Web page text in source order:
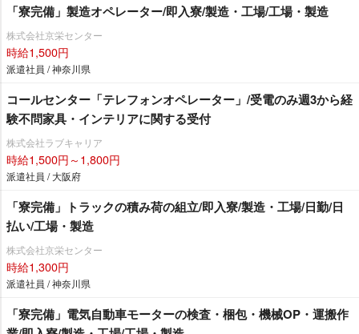
「寮完備」製造オペレーター/即入寮/製造・工場/工場・製造
株式会社京栄センター
時給1,500円
派遣社員 / 神奈川県
コールセンター「テレフォンオペレーター」/受電のみ週3から経
験不問家具・インテリアに関する受付
株式会社ラブキャリア
時給1,500円～1,800円
派遣社員 / 大阪府
「寮完備」トラックの積み荷の組立/即入寮/製造・工場/日勤/日
払い/工場・製造
株式会社京栄センター
時給1,300円
派遣社員 / 神奈川県
「寮完備」電気自動車モーターの検査・梱包・機械OP・運搬作